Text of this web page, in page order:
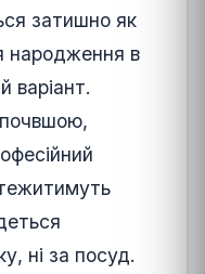
затишно як
народження в
варіант.
ні за посуд.